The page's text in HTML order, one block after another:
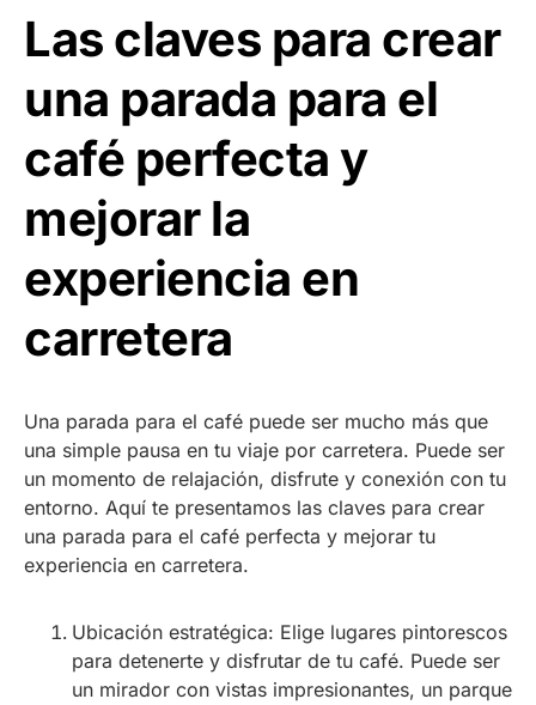
Las claves para crear
una parada para el
café perfecta y
mejorar la
experiencia en
carretera
Una parada para el café puede ser mucho más que
una simple pausa en tu viaje por carretera. Puede ser
un momento de relajación, disfrute y conexión con tu
entorno. Aquí te presentamos las claves para crear
una parada para el café perfecta y mejorar tu
experiencia en carretera.
Ubicación estratégica: Elige lugares pintorescos
para detenerte y disfrutar de tu café. Puede ser
un mirador con vistas impresionantes, un parque